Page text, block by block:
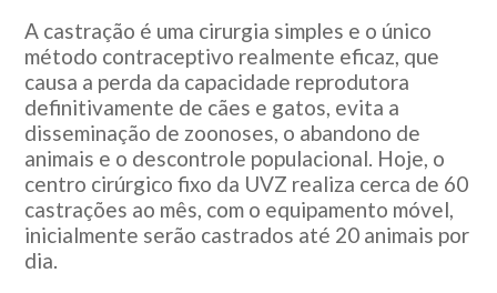
A castração é uma cirurgia simples e o único
método contraceptivo realmente eficaz, que
causa a perda da capacidade reprodutora
definitivamente de cães e gatos, evita a
disseminação de zoonoses, o abandono de
animais e o descontrole populacional. Hoje, o
centro cirúrgico fixo da UVZ realiza cerca de 60
castrações ao mês, com o equipamento móvel,
inicialmente serão castrados até 20 animais por
dia.